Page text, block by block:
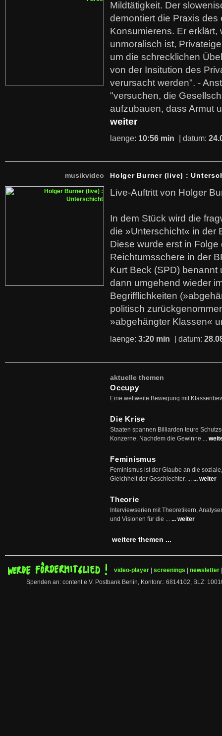
Mildtätigkeit. Der
demontiert die Praxis des
Konsumierens. Er erklärt,
unmoralisch ist,
um die schrecklichen
von der Insitution des
verursacht werden". -
"versuchen, die
aufzubauen, dass Armut
weiter
laenge: 10:56 min | datum:
musikvideo Holger Burner (live) :
Live-Auftritt von Holger
In dem Stück wird die
die »Unterschicht« in der
Diese wurde erst in
Reichtumsschere in der
Kurt Beck (SPD)
dann umgehend wieder
Begrifflichkeiten
politisch
»abgehängter Klassen«
laenge: 3:20 min | datum:
aktuelle themen
Occupy
Eine weltweite Bewegung mit
Die Krise
Staaten spannen Billiarden teure
Konzerne. Nachdem die Gewinne ...
Feminismus
Feminismus ist der Glaube an die
Gleichheit der Geschlechter. ... ... weiter
Theorie
Interviewserien mit Theoretikern,
und Visionen für die ... ... weiter
weitere themen ...
video-player screenings newsletter
Spenden an: content e.V. Postbank Berlin, Kontonr.: 6814102, BLZ: